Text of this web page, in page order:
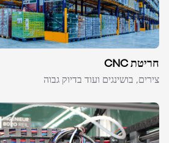
חריטת CNC
צירים, בושינגים ועוד בדיוק גבוה